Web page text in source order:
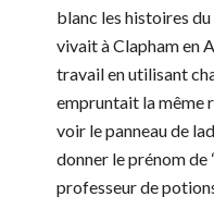
blanc les histoires
vivait à Clapham en
travail en utilisant
empruntait la même
voir le panneau de
donner le prénom de
professeur de